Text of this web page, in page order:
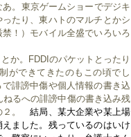
。東京ゲームショーでデジキ
たり、東ハトのマルチとかシ
！）モバイル全盛でいろいろ
か。FDDIのパケットとったり
ができてきたのもこの頃でし
誹謗中傷や個人情報の書き込
ねるへの誹謗中傷の書き込み残
。
結局、某大企業や某上場
ました。残っているのはいけ